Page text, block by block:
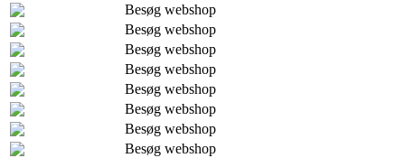
Besøg webshop
Besøg webshop
Besøg webshop
Besøg webshop
Besøg webshop
Besøg webshop
Besøg webshop
Besøg webshop